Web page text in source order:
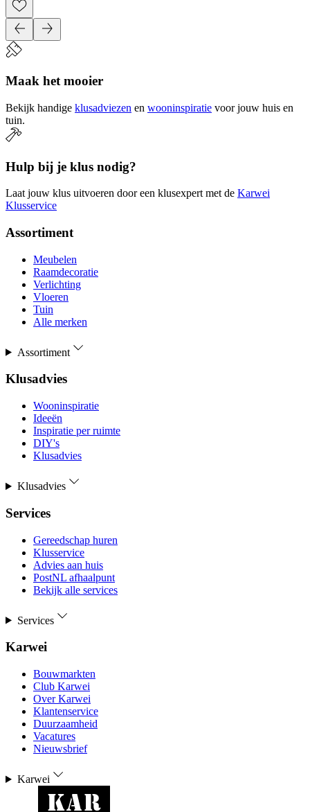
Maak het mooier
Bekijk handige klusadviezen en wooninspiratie voor jouw huis en
tuin.
Hulp bij je klus nodig?
Laat jouw klus uitvoeren door een klusexpert met de Karwei
Klusservice
Assortiment
Meubelen
Raamdecoratie
Verlichting
Vloeren
Tuin
Alle merken
Assortiment
Klusadvies
Wooninspiratie
Ideeën
Inspiratie per ruimte
DIY's
Klusadvies
Klusadvies
Services
Gereedschap huren
Klusservice
Advies aan huis
PostNL afhaalpunt
Bekijk alle services
Services
Karwei
Bouwmarkten
Club Karwei
Over Karwei
Klantenservice
Duurzaamheid
Vacatures
Nieuwsbrief
Karwei